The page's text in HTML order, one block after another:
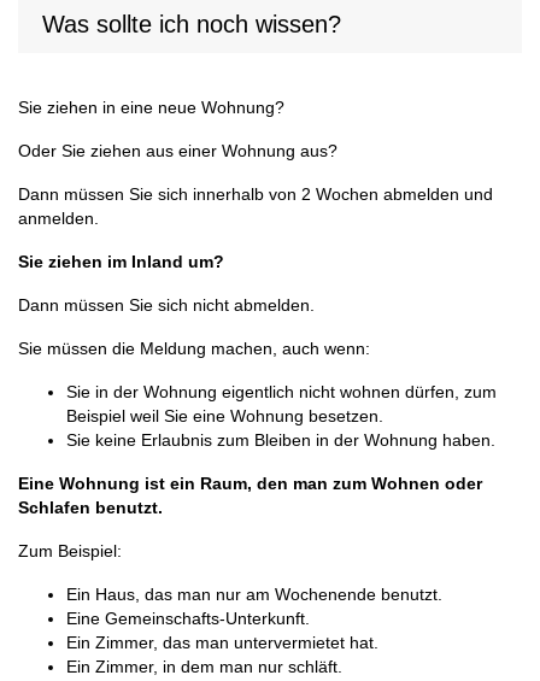
Was sollte ich noch wissen?
Sie ziehen in eine neue Wohnung?
Oder Sie ziehen aus einer Wohnung aus?
Dann müssen Sie sich innerhalb von 2 Wochen abmelden und
anmelden.
Sie ziehen im Inland um?
Dann müssen Sie sich nicht abmelden.
Sie müssen die Meldung machen, auch wenn:
Sie in der Wohnung eigentlich nicht wohnen dürfen, zum
Beispiel weil Sie eine Wohnung besetzen.
Sie keine Erlaubnis zum Bleiben in der Wohnung haben.
Eine Wohnung ist ein Raum, den man zum Wohnen oder
Schlafen benutzt.
Zum Beispiel:
Ein Haus, das man nur am Wochenende benutzt.
Eine Gemeinschafts-Unterkunft.
Ein Zimmer, das man untervermietet hat.
Ein Zimmer, in dem man nur schläft.